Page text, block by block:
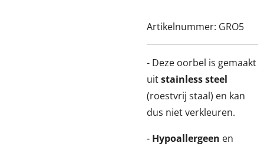
Artikelnummer: GRO5
- Deze oorbel is gemaakt
uitstainless steel
(roestvrij staal) en kan
dus niet verkleuren.
- Hypoallergeen en